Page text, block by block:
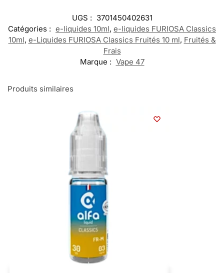
UGS : 3701450402631
Catégories : e-liquides 10ml, e-liquides FURIOSA Classics
10ml, e-Liquides FURIOSA Classics Fruités 10 ml, Fruités &
Frais
Marque : Vape 47
Produits similaires